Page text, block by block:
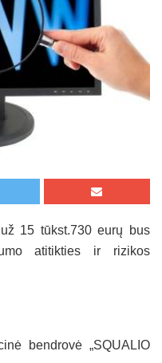
15 tūkst.730 eurų bus
atitikties ir rizikos
bendrovė „SQUALIO